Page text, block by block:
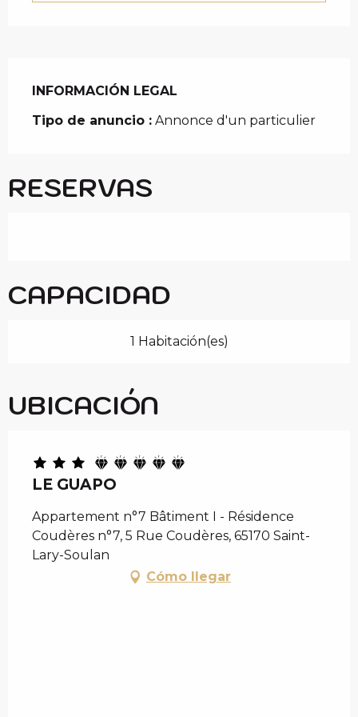
INFORMACIÓN LEGAL
INFORMACIÓN LEGAL
Tipo de anuncio : Annonce d'un particulier
RESERVAS
CAPACIDAD
1 Habitación(es)
UBICACIÓN
LE GUAPO
Appartement n°7 Bâtiment I - Résidence
Coudères n°7, 5 Rue Coudères, 65170 Saint-
Lary-Soulan
Cómo llegar